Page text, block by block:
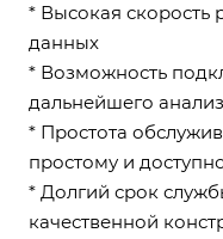
* Высокая скорость
данных
* Возможность
дальнейшего
* Простота
простому и
* Долгий срок
качественной